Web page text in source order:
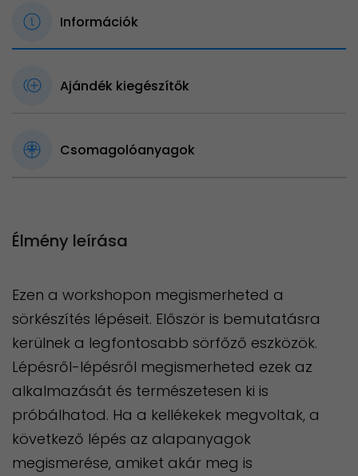
Információk
Ajándék kiegészítők
Csomagolóanyagok
Élmény leírása
Ezen a workshopon megismerheted a
sörkészítés lépéseit. Először is bemutatásra
kerülnek a legfontosabb sörfőző eszközök.
Lépésről-lépésről megismerheted ezek az
alkalmazását és természetesen ki is
próbálhatod. Ha a kellékekek megvoltak, a
következő lépés az alapanyagok
megismerése, amiket akár meg is